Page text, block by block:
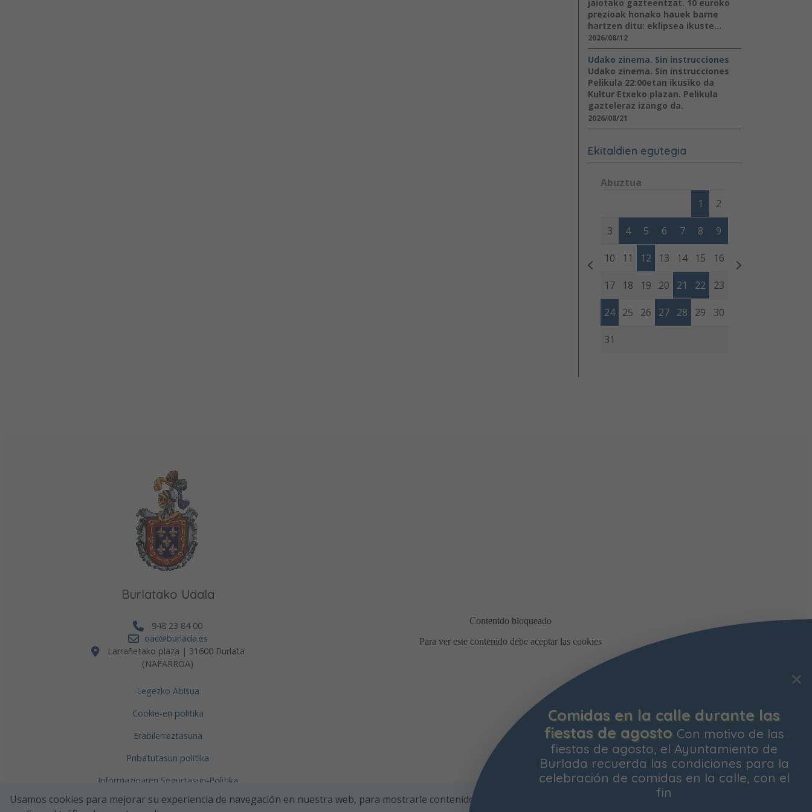
Burlada recuerda las condiciones para la
celebración de comidas en la calle, con el
Bonificación de la Contribución
Territorial Ya está abierto el plazo para
solicitar la bonificación del Impuesto de
Contribución Territorial para el próximo
ejercicio. Las personas propietarias de su
vivienda habitual
jaiotako gazteentzat. 10 euroko
prezioak honako hauek barne
hartzen ditu: eklipsea ikuste...
2026/08/12
Udako zinema. Sin instrucciones
Udako zinema. Sin instrucciones
Pelikula 22:00etan ikusiko da
Kultur Etxeko plazan. Pelikula
gazteleraz izango da.
2026/08/21
Ekitaldien egutegia
Abuztua
Miércoles Jueves
1 2
3 4 5 6 7 8 9
10 11 12 13 14 15 16
17 18 19 20 21 22 23
24 25 26 27 28 29 30
31
Burlatako Udala
948 23 84 00
oac@burlada.es
Larrañetako plaza | 31600 Burlata
(NAFARROA)
Legezko Abisua
Cookie-en politika
Erabilerreztasuna
Pribatutasun politika
Informazioaren Segurtasun-Politika
Usamos cookies para mejorar su experiencia de navegación en nuestra web, para mostrarle contenidos personalizados y